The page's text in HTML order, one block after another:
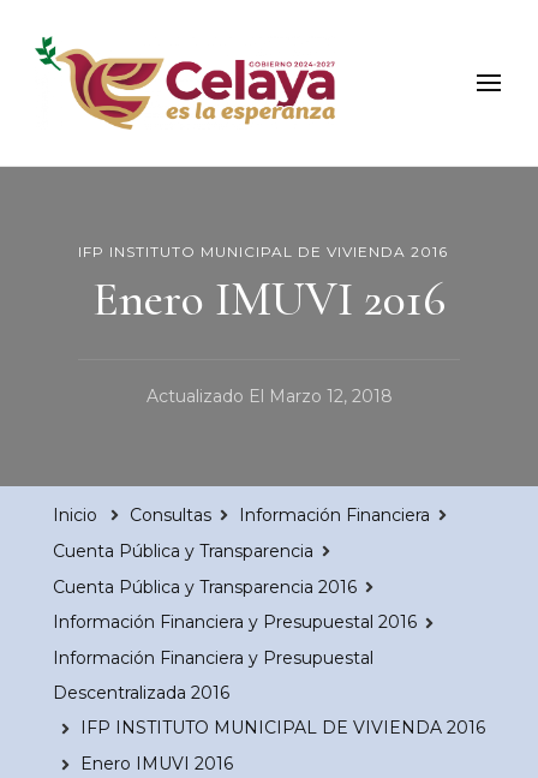
Municipio de Celaya
Portal Oficial del Municipio de Celaya
IFP INSTITUTO MUNICIPAL DE VIVIENDA 2016
Enero IMUVI 2016
Actualizado El Marzo 12, 2018
Inicio Consultas
Información Financiera
Cuenta Pública y Transparencia
Cuenta Pública y Transparencia 2016
Información Financiera y Presupuestal 2016
Información Financiera y Presupuestal
Descentralizada 2016
IFP INSTITUTO MUNICIPAL DE VIVIENDA 2016
Enero IMUVI 2016